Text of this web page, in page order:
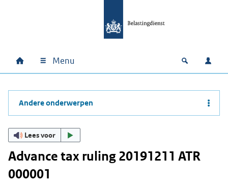
Hoofdnavigatie
Home Menu Open
Andere onderwerpen
Lees voor
Advance tax ruling 20191211 ATR
000001